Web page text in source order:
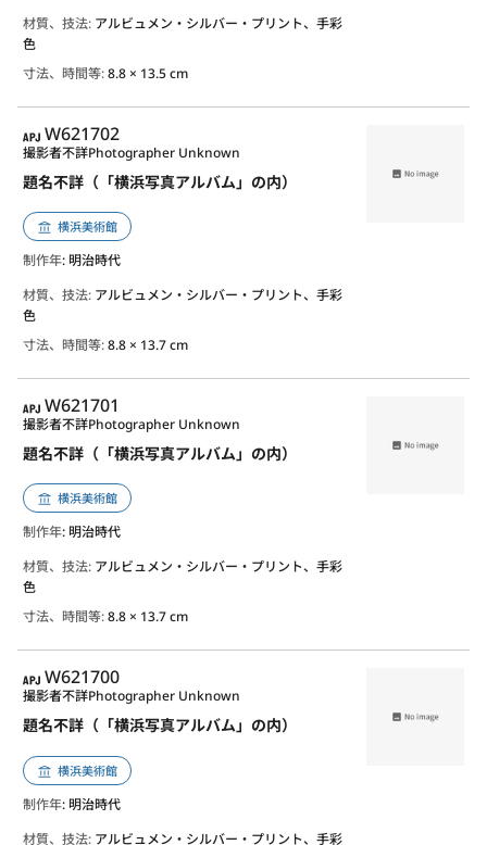
材質、技法: アルビュメン・シルバー・プリント、手彩
色
寸法、時間等:8.8 × 13.5 cm
APJ
W621702
題名不詳（「横浜写真アルバム」の内）
撮影者不詳Photographer Unknown
横浜美術館
制作年: 明治時代
材質、技法: アルビュメン・シルバー・プリント、手彩
色
寸法、時間等:8.8 × 13.7 cm
APJ
W621701
題名不詳（「横浜写真アルバム」の内）
撮影者不詳Photographer Unknown
横浜美術館
制作年: 明治時代
材質、技法: アルビュメン・シルバー・プリント、手彩
色
寸法、時間等:8.8 × 13.7 cm
APJ
W621700
題名不詳（「横浜写真アルバム」の内）
撮影者不詳Photographer Unknown
横浜美術館
制作年: 明治時代
材質、技法: アルビュメン・シルバー・プリント、手彩